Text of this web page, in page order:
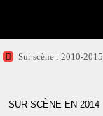
Sur scène : 2010-2015
SUR SCÈNE EN 2014